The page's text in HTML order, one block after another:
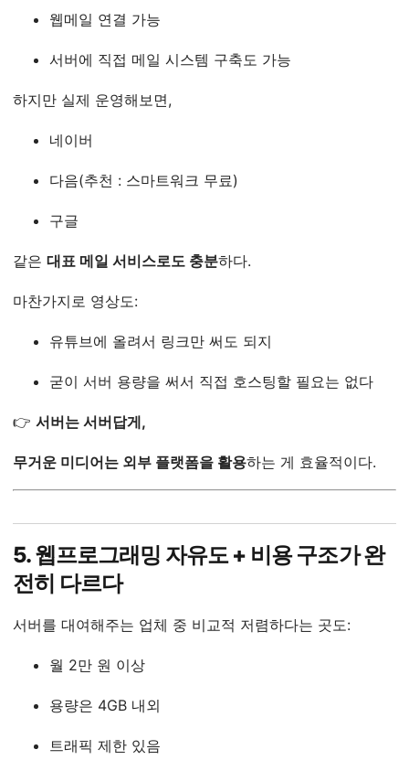
웹메일 연결 가능
서버에 직접 메일 시스템 구축도 가능
하지만 실제 운영해보면,
네이버
다음(추천 : 스마트워크 무료)
구글
같은 대표 메일 서비스로도 충분하다.
마찬가지로 영상도:
유튜브에 올려서 링크만 써도 되지
굳이 서버 용량을 써서 직접 호스팅할 필요는 없다
👉 서버는 서버답게,
무거운 미디어는 외부 플랫폼을 활용하는 게 효율적이다.
5. 웹프로그래밍 자유도 + 비용 구조가 완
전히 다르다
서버를 대여해주는 업체 중 비교적 저렴하다는 곳도:
월 2만 원 이상
용량은 4GB 내외
트래픽 제한 있음